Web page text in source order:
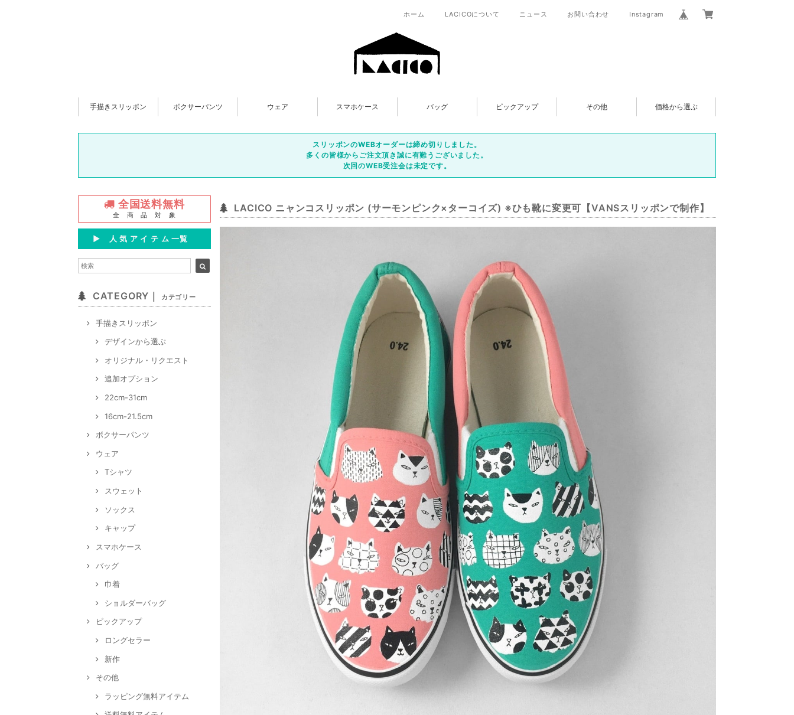
ホーム LACICOについて ニュース お問い合わせ Instagram
手描きスリッポン ボクサーパンツ ウェア スマホケース バッグ ピックアップ その他 価格から選ぶ
スリッポンのWEBオーダーは締め切りしました。
多くの皆様からご注文頂き誠に有難うございました。
次回のWEB受注会は未定です。
全国送料無料
全 商 品 対 象
▶︎ 人 気 ア イ テ ム 一覧
CATEGORY｜ カテゴリー
手描きスリッポン
デザインから選ぶ
オリジナル・リクエスト
追加オプション
22cm-31cm
16cm-21.5cm
ボクサーパンツ
ウェア
Tシャツ
スウェット
ソックス
キャップ
スマホケース
バッグ
巾着
ショルダーバッグ
ピックアップ
ロングセラー
新作
その他
ラッピング無料アイテム
LACICO ニャンコスリッポン (サーモンピンク×ターコイズ) ※ひも靴に変更可【VANSスリッポンで制作】